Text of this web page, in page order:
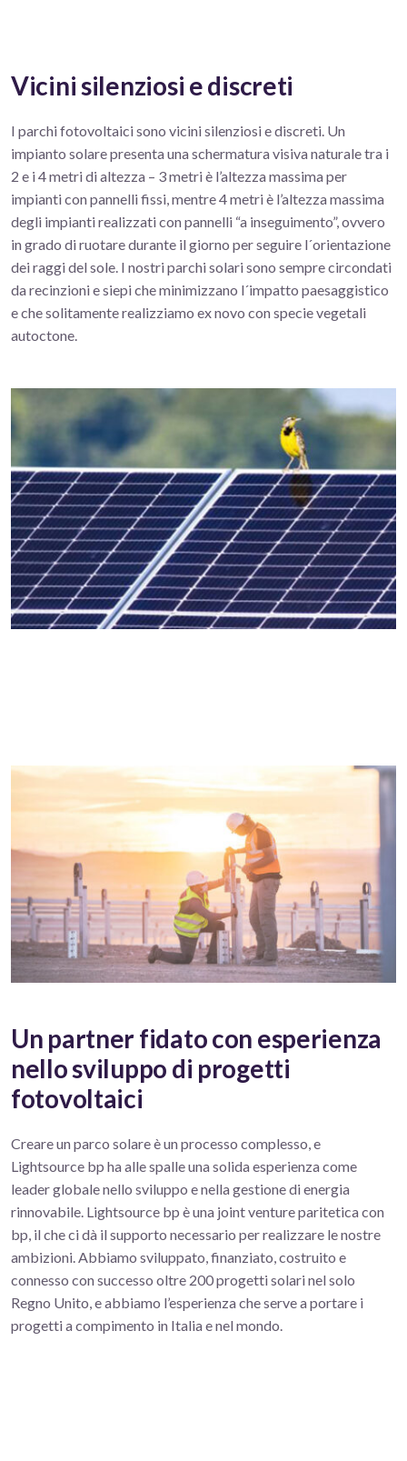
Vicini silenziosi e discreti
I parchi fotovoltaici sono vicini silenziosi e discreti. Un
impianto solare presenta una schermatura visiva naturale tra i
2 e i 4 metri di altezza – 3 metri è l’altezza massima per
impianti con pannelli fissi, mentre 4 metri è l’altezza massima
degli impianti realizzati con pannelli “a inseguimento”, ovvero
in grado di ruotare durante il giorno per seguire l´orientazione
dei raggi del sole. I nostri parchi solari sono sempre circondati
da recinzioni e siepi che minimizzano l´impatto paesaggistico
e che solitamente realizziamo ex novo con specie vegetali
autoctone.
Un partner fidato con esperienza
nello sviluppo di progetti
fotovoltaici
Creare un parco solare è un processo complesso, e
Lightsource bp ha alle spalle una solida esperienza come
leader globale nello sviluppo e nella gestione di energia
rinnovabile. Lightsource bp è una joint venture paritetica con
bp, il che ci dà il supporto necessario per realizzare le nostre
ambizioni. Abbiamo sviluppato, finanziato, costruito e
connesso con successo oltre 200 progetti solari nel solo
Regno Unito, e abbiamo l’esperienza che serve a portare i
progetti a compimento in Italia e nel mondo.